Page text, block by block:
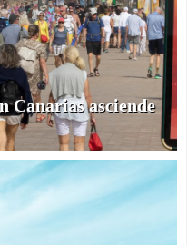
Canarias asciende